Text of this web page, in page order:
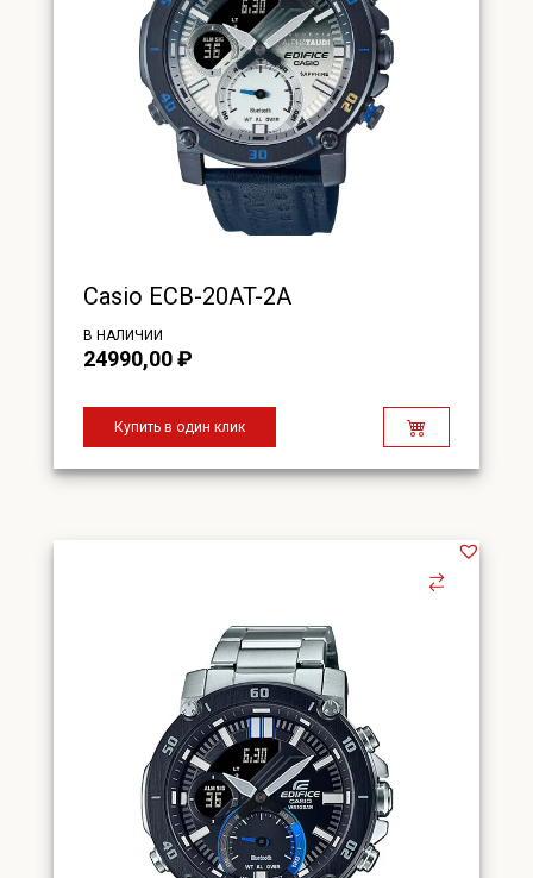
Casio ECB-20AT-2A
В НАЛИЧИИ
24990,00₽
Купить в один клик